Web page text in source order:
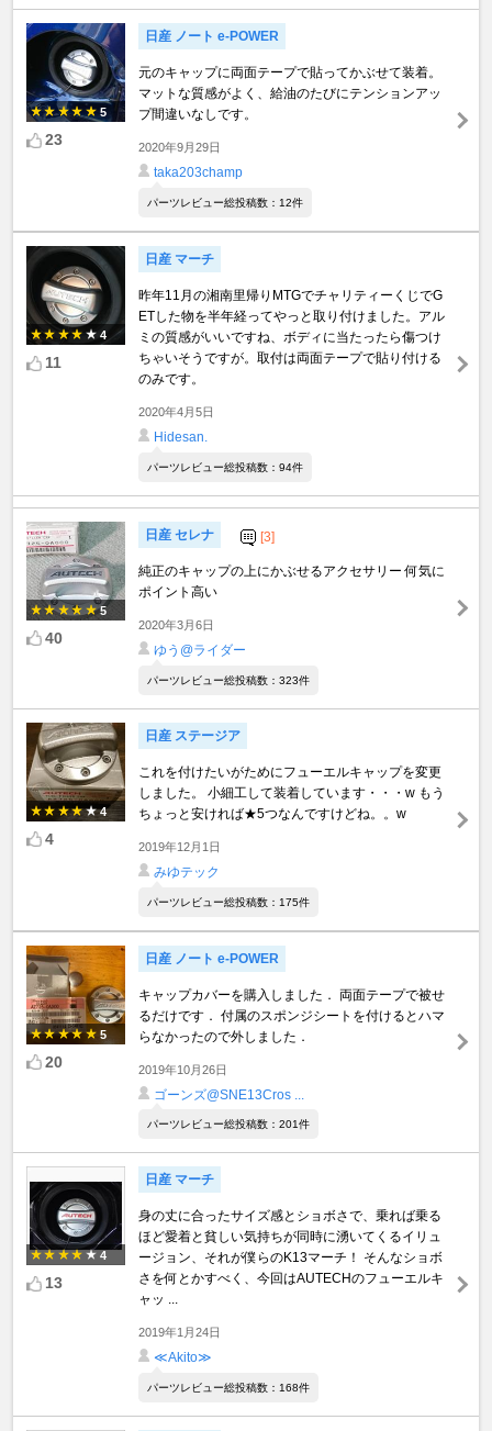
5
23
日産 ノート e-POWER
元のキャップに両面テープで貼ってかぶせて装着。
マットな質感がよく、給油のたびにテンションアッ
プ間違いなしです。
2020年9月29日
taka203champ
パーツレビュー総投稿数：12件
4
11
日産 マーチ
昨年11月の湘南里帰りMTGでチャリティーくじでG
ETした物を半年経ってやっと取り付けました。アル
ミの質感がいいですね、ボディに当たったら傷つけ
ちゃいそうですが。取付は両面テープで貼り付ける
のみです。
2020年4月5日
Hidesan.
パーツレビュー総投稿数：94件
5
40
日産 セレナ [3]
純正のキャップの上にかぶせるアクセサリー 何気に
ポイント高い
2020年3月6日
ゆう@ライダー
パーツレビュー総投稿数：323件
4
4
日産 ステージア
これを付けたいがためにフューエルキャップを変更
しました。 小細工して装着しています・・・w もう
ちょっと安ければ★5つなんですけどね。。w
2019年12月1日
みゆテック
パーツレビュー総投稿数：175件
5
20
日産 ノート e-POWER
キャップカバーを購入しました． 両面テープで被せ
るだけです． 付属のスポンジシートを付けるとハマ
らなかったので外しました．
2019年10月26日
ゴーンズ@SNE13Cros ...
パーツレビュー総投稿数：201件
4
13
日産 マーチ
身の丈に合ったサイズ感とショボさで、乗れば乗る
ほど愛着と貧しい気持ちが同時に湧いてくるイリュ
ージョン、それが僕らのK13マーチ！ そんなショボ
さを何とかすべく、今回はAUTECHのフューエルキ
ャッ ...
2019年1月24日
≪Akito≫
パーツレビュー総投稿数：168件